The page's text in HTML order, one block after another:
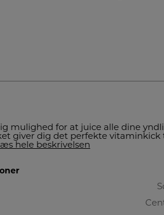
mulighed for at juice alle dine
giver dig det perfekte vitaminkick
hele beskrivelsen